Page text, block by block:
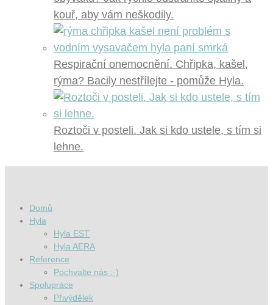
kouř, aby vám neškodily.
Respirační onemocnění. Chřipka, kašel,
rýma? Bacily nestřílejte - pomůže Hyla.
Roztoči v posteli. Jak si kdo ustele, s tím si
lehne.
Domů
Hyla
Hyla EST
Hyla AERA
Reference
Pochvalte nás :-)
Spolupráce
Přivýdělek